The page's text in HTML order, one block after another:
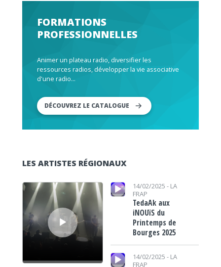
FORMATIONS
PROFESSIONNELLES
Animer un plateau radio, diversifier les
ressources radios, développer la vie associative
d'une radio...
DÉCOUVREZ LE CATALOGUE
LES ARTISTES RÉGIONAUX
Lecteur audio
Lecteur audio 14/02/2025 - LA
FRAP
TedaAk aux
iNOUïS du
Printemps de
Bourges 2025
Lecteur audio
14/02/2025 - LA
FRAP